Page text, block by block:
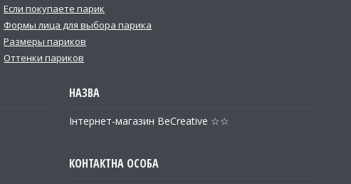
Если покупаете парик
Формы лица для выбора парика
Размеры париков
Оттенки париков
Інтернет-магазин BeCreative ☆☆